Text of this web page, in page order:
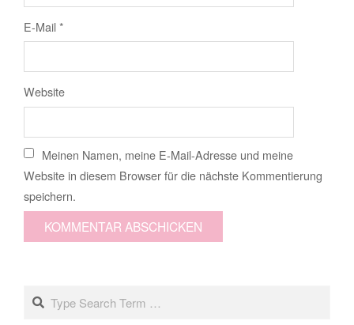
E-Mail*
Website
Meinen Namen, meine E-Mail-Adresse und meine
Website in diesem Browser für die nächste Kommentierung
speichern.
Search